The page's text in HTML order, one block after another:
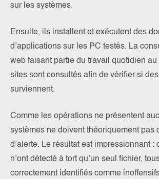
sur les systèmes.
Ensuite, ils installent et exécutent des
d’applications sur les PC testés. La
web faisant partie du travail quotidien au
sites sont consultés afin de vérifier si
surviennent.
Comme les opérations ne présentent
systèmes ne doivent théoriquement pas
d’alerte. Le résultat est impressionnant :
n’ont détecté à tort qu’un seul fichier,
correctement identifiés comme